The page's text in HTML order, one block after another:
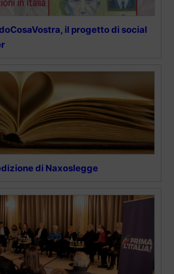
il progetto di social
di Naxoslegge